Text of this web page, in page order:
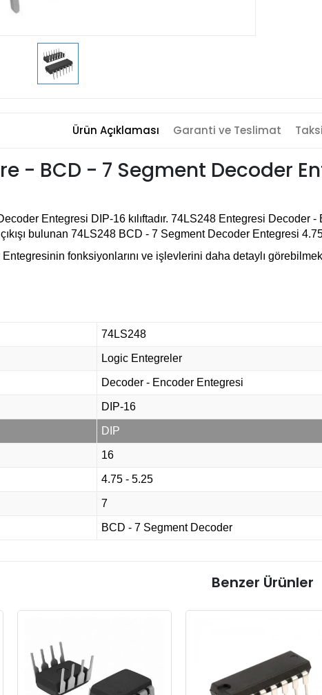
Ürün Açıklaması Garanti ve Teslimat
- BCD - 7 Segment Decoder
Entegresi DIP-16 kılıftadır. 74LS248 Entegresi
bulunan 74LS248 BCD - 7 Segment Decoder Entegresi
fonksiyonlarını ve işlevlerini daha detaylı
74LS248
Logic Entegreler
Decoder - Encoder Entegresi
DIP-16
DIP
16
4.75 - 5.25
7
BCD - 7 Segment Decoder
Benzer Ürünler